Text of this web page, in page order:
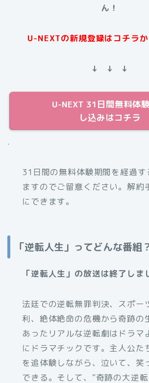
ん！
U-NEXTの新規登録はコチラか
↓ ↓ ↓
U-NEXT 31日間無料体
し込みはコチラ
.
31日間の無料体験期間を経過す
ますのでご留意ください。解約
にできます。
「逆転人生」ってどんな番組
「逆転人生」の放送は終了しま
法廷での逆転無罪判決、スポー
利、絶体絶命の危機から奇跡の
あったリアルな逆転劇はドラマ
にドラマチックです。主人公た
を追体験しながら、泣いて、笑
できる。そして、“奇跡の大逆